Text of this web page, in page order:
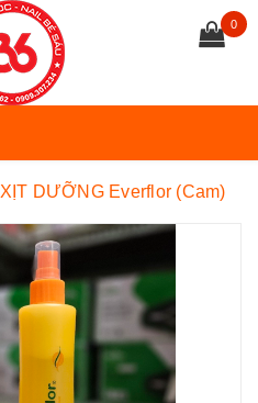
0
XỊT DƯỠNG Everflor (Cam)